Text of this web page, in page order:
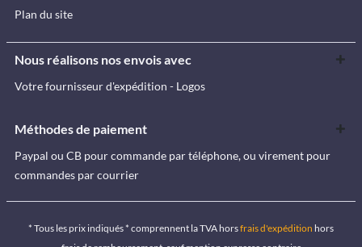
Plan du site
Nous réalisons nos envois avec
Votre fournisseur d'expédition - Logos
Méthodes de paiement
Paypal ou CB pour commande par téléphone, ou virement pour
commandes par courrier
* Tous les prix indiqués * comprennent la TVA horsfrais d'expédition hors